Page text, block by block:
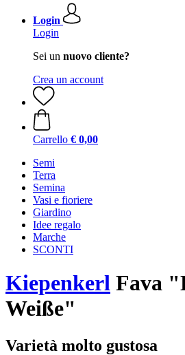
Login
Login
Sei un nuovo cliente?
Crea un account
Carrello € 0,00
Semi
Terra
Semina
Vasi e fioriere
Giardino
Idee regalo
Marche
SCONTI
Kiepenkerl Fava
Weiße"
Varietà molto gustosa